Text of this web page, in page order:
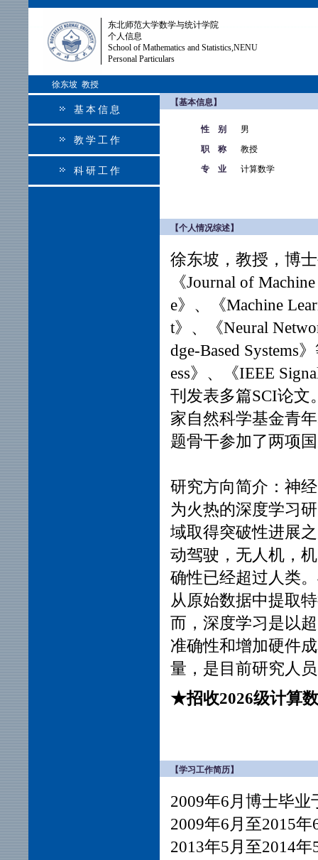
东北师范大学数学与统计学院
个人信息
School of Mathematics and Statistics,NENU
Personal Particulars
徐东坡 教授
基本信息
教学工作
科研工作
【基本信息】
性 别
男
职 称
教授
专 业
计算数学
【个人情况综述】
徐东坡，教授，博
《Journal of
e》、
《Machine
t》、
《Neural
dge-Based Systems》
ess》、
《IEEE
刊发表多篇SCI论文
家自然科学基金青
题骨干参加了两项
研究方向简介：神
为火热的深度学习
域取得突破性进展
动驾驶，无人机，
确性已经超过人类
从原始数据中提取
而，深度学习是以
准确性和增加硬件
量，是目前研究人
★招收2026级计算
【学习工作简历】
2009年6月博士毕
2009年6月至2015
2013年5月至2014